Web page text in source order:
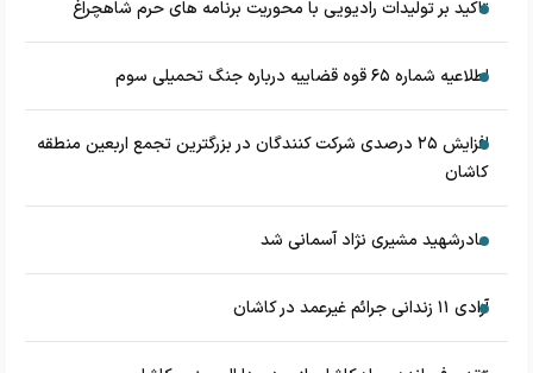
تاکید بر تولیدات رادیویی با محوریت برنامه های حرم شاهچراغ
اطلاعیه شماره ۶۵ قوه قضاییه درباره جنگ تحمیلی سوم
افزایش ۲۵ درصدی شرکت کنندگان در بزرگترین تجمع اربعین منطقه
کاشان
مادرشهید مشیری نژاد آسمانی شد
آزادی ۱۱ زندانی جرائم غیرعمد در کاشان